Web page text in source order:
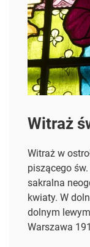
Witraż
Witraż w
piszącego
sakralna
kwiaty. W
dolnym
Warszawa